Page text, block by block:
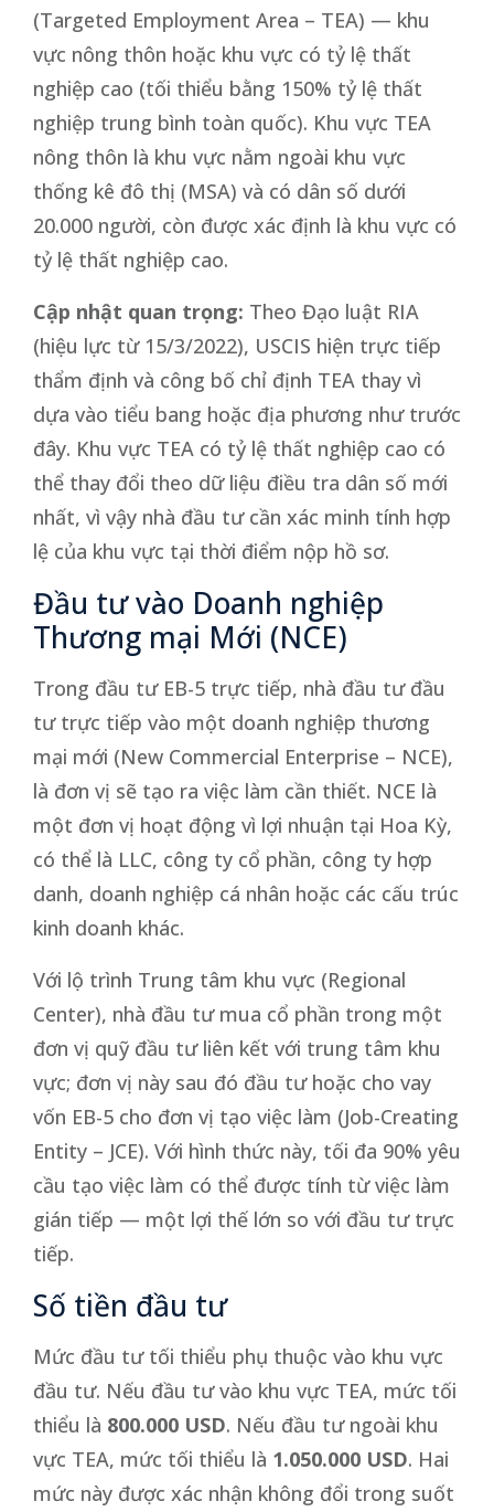
(Targeted Employment Area – TEA) — khu
vực nông thôn hoặc khu vực có tỷ lệ thất
nghiệp cao (tối thiểu bằng 150% tỷ lệ thất
nghiệp trung bình toàn quốc). Khu vực TEA
nông thôn là khu vực nằm ngoài khu vực
thống kê đô thị (MSA) và có dân số dưới
20.000 người, còn được xác định là khu vực có
tỷ lệ thất nghiệp cao.
Cập nhật quan trọng: Theo Đạo luật RIA
(hiệu lực từ 15/3/2022), USCIS hiện trực tiếp
thẩm định và công bố chỉ định TEA thay vì
dựa vào tiểu bang hoặc địa phương như trước
đây. Khu vực TEA có tỷ lệ thất nghiệp cao có
thể thay đổi theo dữ liệu điều tra dân số mới
nhất, vì vậy nhà đầu tư cần xác minh tính hợp
lệ của khu vực tại thời điểm nộp hồ sơ.
Đầu tư vào Doanh nghiệp
Thương mại Mới (NCE)
Trong đầu tư EB-5 trực tiếp, nhà đầu tư đầu
tư trực tiếp vào một doanh nghiệp thương
mại mới (New Commercial Enterprise – NCE),
là đơn vị sẽ tạo ra việc làm cần thiết. NCE là
một đơn vị hoạt động vì lợi nhuận tại Hoa Kỳ,
có thể là LLC, công ty cổ phần, công ty hợp
danh, doanh nghiệp cá nhân hoặc các cấu trúc
kinh doanh khác.
Với lộ trình Trung tâm khu vực (Regional
Center), nhà đầu tư mua cổ phần trong một
đơn vị quỹ đầu tư liên kết với trung tâm khu
vực; đơn vị này sau đó đầu tư hoặc cho vay
vốn EB-5 cho đơn vị tạo việc làm (Job-Creating
Entity – JCE). Với hình thức này, tối đa 90% yêu
cầu tạo việc làm có thể được tính từ việc làm
gián tiếp — một lợi thế lớn so với đầu tư trực
tiếp.
Số tiền đầu tư
Mức đầu tư tối thiểu phụ thuộc vào khu vực
đầu tư. Nếu đầu tư vào khu vực TEA, mức tối
thiểu là 800.000 USD. Nếu đầu tư ngoài khu
vực TEA, mức tối thiểu là 1.050.000 USD. Hai
mức này được xác nhận không đổi trong suốt